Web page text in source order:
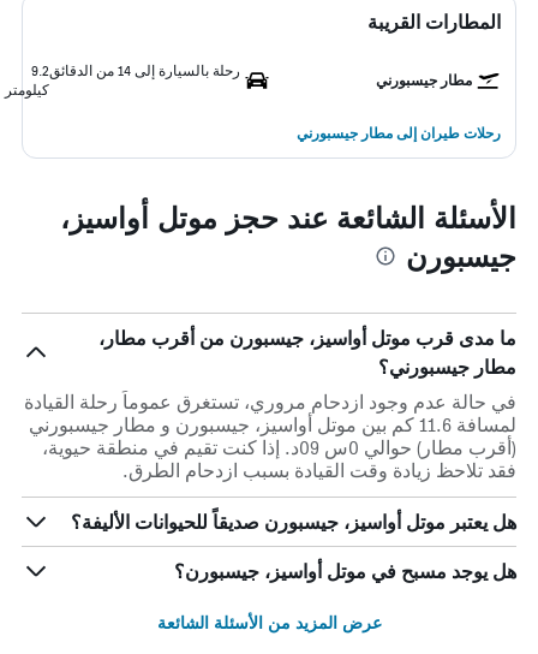
المطارات القريبة
مطار جيسبورني
رحلة بالسيارة إلى 14 من الدقائق
9.2
كيلومتر
رحلات طيران إلى مطار جيسبورني
الأسئلة الشائعة عند حجز موتل أواسيز،
جيسبورن
ما مدى قرب موتل أواسيز، جيسبورن من أقرب مطار،
مطار جيسبورني؟
في حالة عدم وجود ازدحام مروري، تستغرق عموماً رحلة القيادة
لمسافة 11.6 كم بين موتل أواسيز، جيسبورن و مطار جيسبورني
(أقرب مطار) حوالي 0س 09د. إذا كنت تقيم في منطقة حيوية،
فقد تلاحظ زيادة وقت القيادة بسبب ازدحام الطرق.
هل يعتبر موتل أواسيز، جيسبورن صديقاً للحيوانات الأليفة؟
هل يوجد مسبح في موتل أواسيز، جيسبورن؟
عرض المزيد من الأسئلة الشائعة